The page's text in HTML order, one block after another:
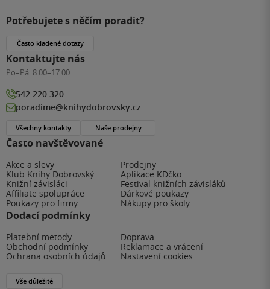
Často navštěvované
Akce a slevy
Prodejny
Klub Knihy Dobrovský
Aplikace KDčko
Knižní závisláci
Festival knižních závisláků
Affiliate spolupráce
Dárkové poukazy
Poukazy pro firmy
Nákupy pro školy
Dodací podmínky
Platební metody
Doprava
Obchodní podmínky
Reklamace a vrácení
Ochrana osobních údajů
Nastavení cookies
Vše důležité
Potřebujete s něčím poradit?
Často kladené dotazy
Kontaktujte nás
Po–Pá: 8:00–17:00
542 220 320
poradime@knihydobrovsky.cz
Všechny kontakty Naše prodejny